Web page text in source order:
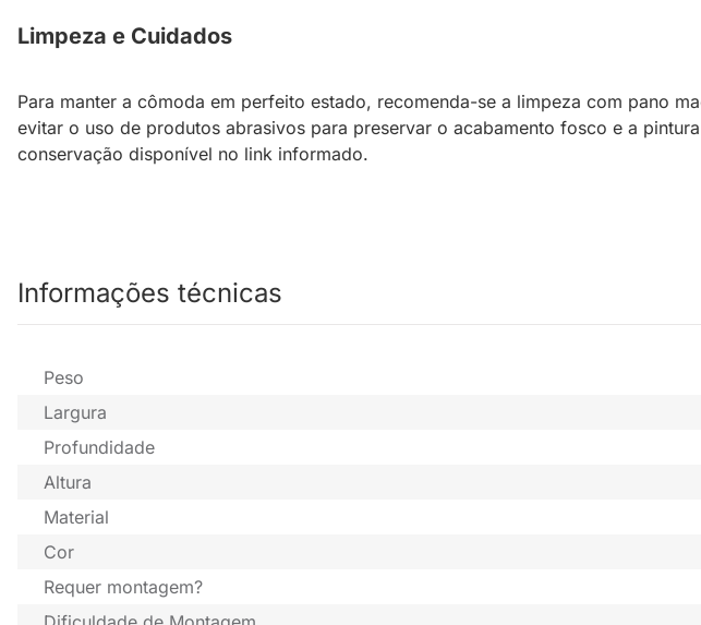
Limpeza e Cuidados
Para manter a cômoda em perfeito estado, recomenda-se a limpeza com pano
evitar o uso de produtos abrasivos para preservar o acabamento fosco e a
conservação disponível no link informado.
Informações técnicas
Peso
Largura
Profundidade
Altura
Material
Cor
Requer montagem?